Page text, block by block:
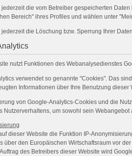
die vom Betreiber gespeicherten
Bereich" ihres Profiles und wählen unter
die Löschung bzw. Sperrung Ihrer
nutzt Funktionen des Webanalysedienstes
verwendet so genannte "Cookies". Das
Informationen über Ihre Benutzung
von Google-Analytics-Cookies und die
Nutzerverhaltens, um sowohl sein Webangebot
dieser Website die Funktion IP-
über den Europäischen Wirtschaftsraum vor
des Betreibers dieser Website wird